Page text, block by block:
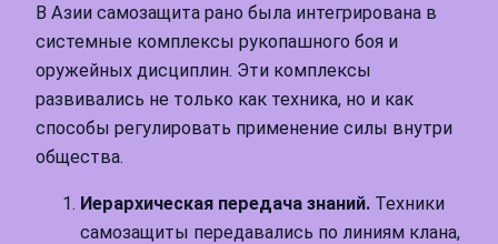
В Азии самозащита рано была интегрирована в
системные комплексы рукопашного боя и
оружейных дисциплин. Эти комплексы
развивались не только как техника, но и как
способы регулировать применение силы внутри
общества.
Иерархическая передача знаний. Техники
самозащиты передавались по линиям клана,